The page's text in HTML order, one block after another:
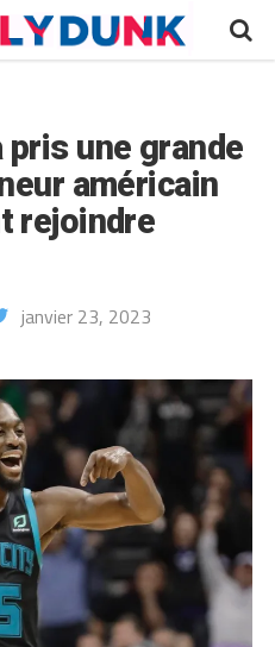
pris une grande
américain
rejoindre
janvier 23, 2023